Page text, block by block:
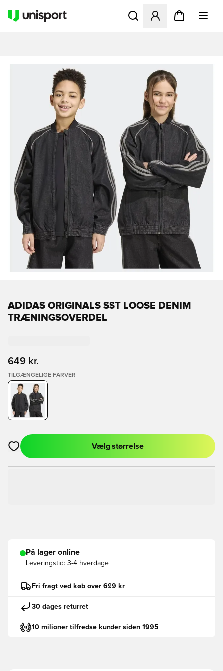
Åbner en Modal til at
ADIDAS ORIGINALS SST LOOSE DENIM
TRÆNINGSOVERDEL
649 kr.
TILGÆNGELIGE FARVER
Åbner en Modal til at logge ind eller tilmelde dig som medlem
Vælg størrelse
På lager online
Leveringstid: 3-4 hverdage
Fri fragt ved køb over 699 kr
30 dages returret
10 milioner tilfredse kunder siden 1995